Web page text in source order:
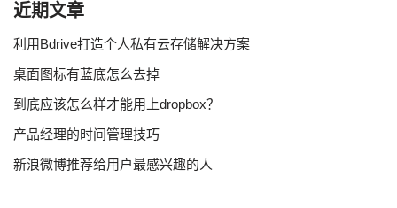
近期文章
利用Bdrive打造个人私有云存储解决方案
桌面图标有蓝底怎么去掉
到底应该怎么样才能用上dropbox？
产品经理的时间管理技巧
新浪微博推荐给用户最感兴趣的人